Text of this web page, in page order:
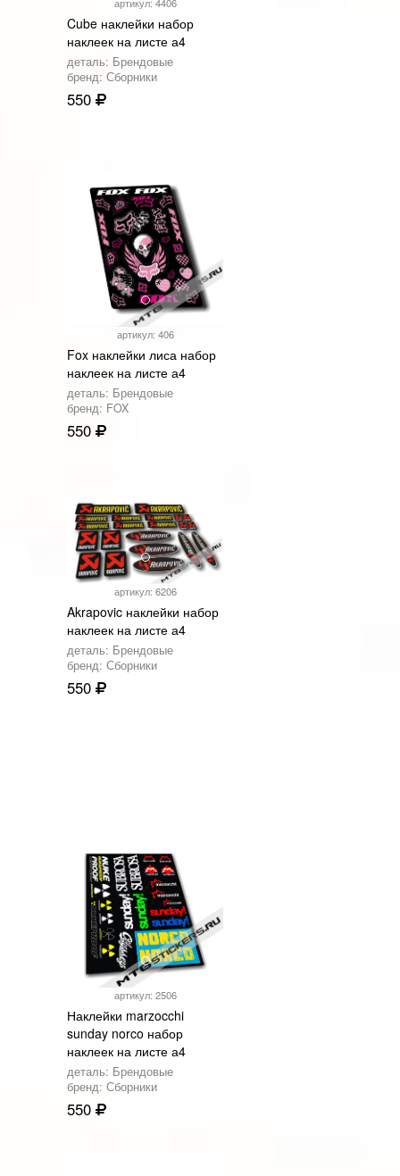
Cube наклейки набор
наклеек на листе а4
деталь: Брендовые
бренд: Сборники
550
артикул: 406
Fox наклейки лиса набор
наклеек на листе а4
деталь: Брендовые
бренд: FOX
550
артикул: 6206
Akrapovic наклейки набор
наклеек на листе а4
деталь: Брендовые
бренд: Сборники
550
артикул: 2506
Наклейки marzocchi
sunday norco набор
наклеек на листе а4
деталь: Брендовые
бренд: Сборники
550